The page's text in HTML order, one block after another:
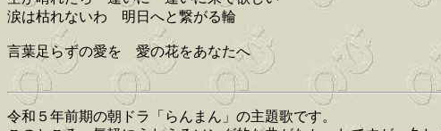
涙は枯れないわ 明日へと繋がる輪
言葉足らずの愛を 愛の花をあなたへ
令和５年前期の朝ドラ「らんまん」の主題歌です。